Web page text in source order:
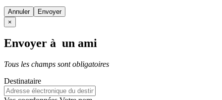
Annuler
×
Envoyer à un ami
Tous les champs sont obligatoires
Destinataire